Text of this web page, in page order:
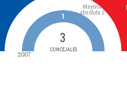
3
CONCEJALES
Mayoría
absoluta 2
1
2007